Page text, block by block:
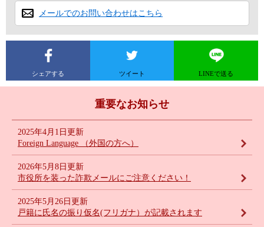
メールでのお問い合わせはこちら
シェアする ツイート LINEで送る
重要なお知らせ
Foreign Language （外国の方へ）
2025年4月1日更新
市役所を装った詐欺メールにご注意ください！
2026年5月8日更新
戸籍に氏名の振り仮名(フリガナ）が記載されます
2025年5月26日更新